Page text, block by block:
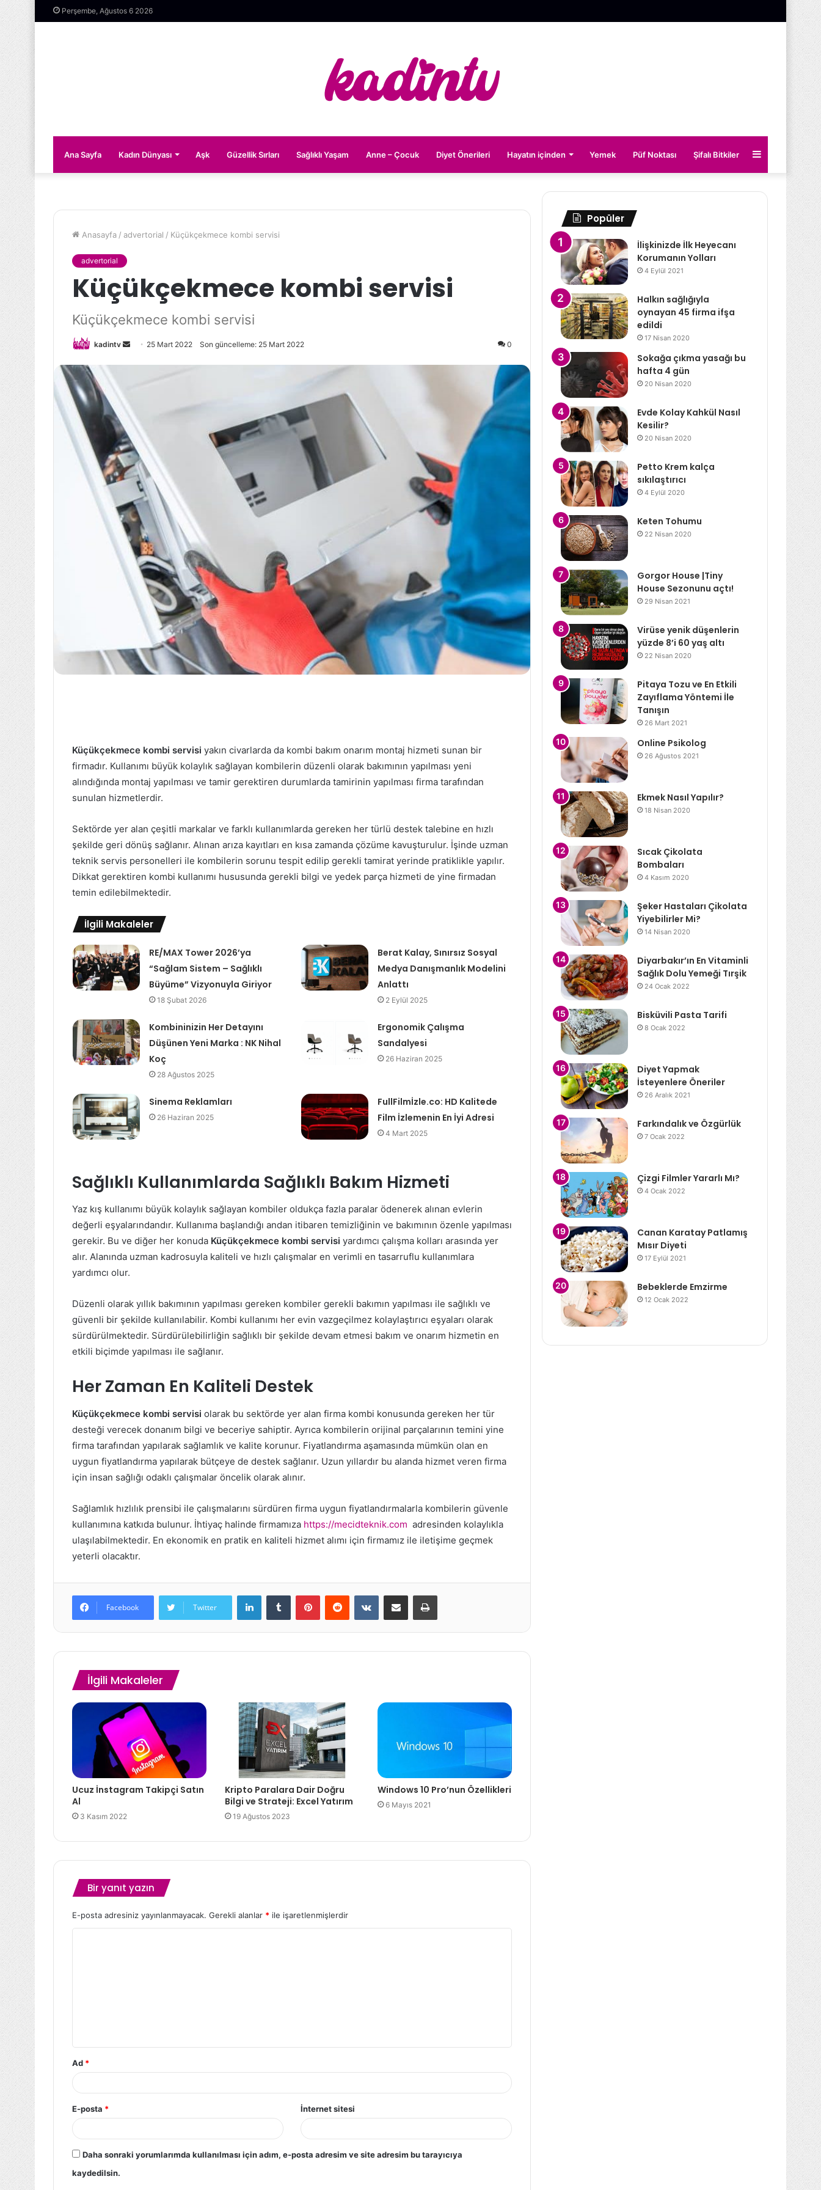
Perşembe, Ağustos 6 2026
Ana Sayfa Kadın Dünyası Aşk Güzellik Sırları Sağlıklı Yaşam Anne – Çocuk Diyet Önerileri Hayatın içinden Yemek Püf Noktası Şifalı Bitkiler Kenar
Bölmesi
Anasayfa / advertorial / Küçükçekmece kombi servisi
advertorial
Küçükçekmece kombi servisi
Küçükçekmece kombi servisi
kadintv
Bir
25 Mart 2022 Son güncelleme: 25 Mart 2022 0
Küçükçekmece kombi servisi yakın civarlarda da kombi bakım onarım montaj hizmeti sunan bir
firmadır. Kullanımı büyük kolaylık sağlayan kombilerin düzenli olarak bakımının yapılması yeni
alındığında montaj yapılması ve tamir gerektiren durumlarda tamirinin yapılması firma tarafından
sunulan hizmetlerdir.
Sektörde yer alan çeşitli markalar ve farklı kullanımlarda gereken her türlü destek talebine en hızlı
şekilde geri dönüş sağlanır. Alınan arıza kayıtları en kısa zamanda çözüme kavuşturulur. İşinde uzman
teknik servis personelleri ile kombilerin sorunu tespit edilip gerekli tamirat yerinde pratiklikle yapılır.
Dikkat gerektiren kombi kullanımı hususunda gerekli bilgi ve yedek parça hizmeti de yine firmadan
temin edilebilmektedir.
İlgili Makaleler
RE/MAX Tower 2026’ya
“Sağlam Sistem – Sağlıklı
Büyüme” Vizyonuyla Giriyor
18 Şubat 2026
Berat Kalay, Sınırsız Sosyal
Medya Danışmanlık Modelini
Anlattı
2 Eylül 2025
Kombininizin Her Detayını
Düşünen Yeni Marka : NK Nihal
Koç
28 Ağustos 2025
Ergonomik Çalışma
Sandalyesi
26 Haziran 2025
Sinema Reklamları
26 Haziran 2025
FullFilmİzle.co: HD Kalitede
Film İzlemenin En İyi Adresi
4 Mart 2025
Sağlıklı Kullanımlarda Sağlıklı Bakım Hizmeti
Yaz kış kullanımı büyük kolaylık sağlayan kombiler oldukça fazla paralar ödenerek alınan evlerin
değerli eşyalarındandır. Kullanıma başlandığı andan itibaren temizliğinin ve bakımının özenle yapılması
gerekir. Bu ve diğer her konuda Küçükçekmece kombi servisi yardımcı çalışma kolları arasında yer
alır. Alanında uzman kadrosuyla kaliteli ve hızlı çalışmalar en verimli en tasarruflu kullanımlara
yardımcı olur.
Düzenli olarak yıllık bakımının yapılması gereken kombiler gerekli bakımın yapılması ile sağlıklı ve
güvenli bir şekilde kullanılabilir. Kombi kullanımı her evin vazgeçilmez kolaylaştırıcı eşyaları olarak
sürdürülmektedir. Sürdürülebilirliğin sağlıklı bir şekilde devam etmesi bakım ve onarım hizmetin en
etkili biçimde yapılması ile sağlanır.
Her Zaman En Kaliteli Destek
Küçükçekmece kombi servisi olarak bu sektörde yer alan firma kombi konusunda gereken her tür
desteği verecek donanım bilgi ve beceriye sahiptir. Ayrıca kombilerin orijinal parçalarının temini yine
firma tarafından yapılarak sağlamlık ve kalite korunur. Fiyatlandırma aşamasında mümkün olan en
uygun fiyatlandırma yapılarak bütçeye de destek sağlanır. Uzun yıllardır bu alanda hizmet veren firma
için insan sağlığı odaklı çalışmalar öncelik olarak alınır.
Sağlamlık hızlılık prensibi ile çalışmalarını sürdüren firma uygun fiyatlandırmalarla kombilerin güvenle
kullanımına katkıda bulunur. İhtiyaç halinde firmamıza https://mecidteknik.com adresinden kolaylıkla
ulaşılabilmektedir. En ekonomik en pratik en kaliteli hizmet alımı için firmamız ile iletişime geçmek
yeterli olacaktır.
Facebook Twitter
LinkedInTumblr PinterestReddit VKontakteE-Posta ile paylaş Yazdır
İlgili Makaleler
Ucuz İnstagram Takipçi Satın
Al
3 Kasım 2022
Kripto Paralara Dair Doğru
Bilgi ve Strateji: Excel Yatırım
19 Ağustos 2023
Windows 10 Pro’nun Özellikleri
6 Mayıs 2021
Bir yanıt yazın
E-posta adresiniz yayınlanmayacak. Gerekli alanlar * ile işaretlenmişlerdir
Ad *
E-posta * İnternet sitesi
Daha sonraki yorumlarımda kullanılması için adım, e-posta adresim ve site adresim bu tarayıcıya
kaydedilsin.
Popüler
İlişkinizde İlk Heyecanı
Korumanın Yolları
4 Eylül 2021
Halkın sağlığıyla
oynayan 45 firma ifşa
edildi
17 Nisan 2020
Sokağa çıkma yasağı bu
hafta 4 gün
20 Nisan 2020
Evde Kolay Kahkül Nasıl
Kesilir?
20 Nisan 2020
Petto Krem kalça
sıkılaştırıcı
4 Eylül 2020
Keten Tohumu
22 Nisan 2020
Gorgor House |Tiny
House Sezonunu açtı!
29 Nisan 2021
Virüse yenik düşenlerin
yüzde 8’i 60 yaş altı
22 Nisan 2020
Pitaya Tozu ve En Etkili
Zayıflama Yöntemi İle
Tanışın
26 Mart 2021
Online Psikolog
26 Ağustos 2021
Ekmek Nasıl Yapılır?
18 Nisan 2020
Sıcak Çikolata
Bombaları
4 Kasım 2020
Şeker Hastaları Çikolata
Yiyebilirler Mi?
14 Nisan 2020
Diyarbakır’ın En Vitaminli
Sağlık Dolu Yemeği Tırşik
24 Ocak 2022
Bisküvili Pasta Tarifi
8 Ocak 2022
Diyet Yapmak
İsteyenlere Öneriler
26 Aralık 2021
Farkındalık ve Özgürlük
7 Ocak 2022
Çizgi Filmler Yararlı Mı?
4 Ocak 2022
Canan Karatay Patlamış
Mısır Diyeti
17 Eylül 2021
Bebeklerde Emzirme
12 Ocak 2022